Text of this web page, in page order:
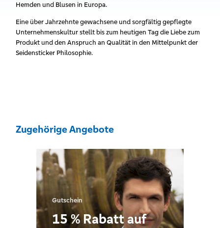
Hemden und Blusen in Europa.
Eine über Jahrzehnte gewachsene und sorgfältig gepflegte
Unternehmenskultur stellt bis zum heutigen Tag die Liebe zum
Produkt und den Anspruch an Qualität in den Mittelpunkt der
Seidensticker Philosophie.
Zugehörige Angebote
Gutschein
15 % Rabatt auf